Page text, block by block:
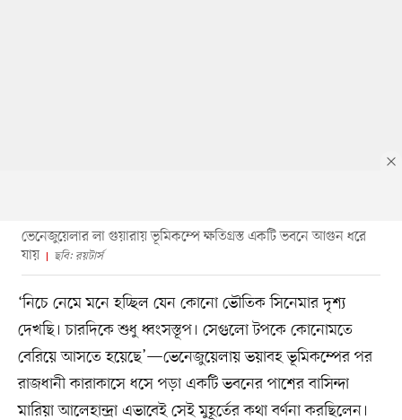
ভেনেজুয়েলার লা গুয়ারায় ভূমিকম্পে ক্ষতিগ্রস্ত একটি ভবনে আগুন ধরে
যায়
ছবি: রয়টার্স
‘নিচে নেমে মনে হচ্ছিল যেন কোনো ভৌতিক সিনেমার দৃশ্য
দেখছি। চারদিকে শুধু ধ্বংসস্তূপ। সেগুলো টপকে কোনোমতে
বেরিয়ে আসতে হয়েছে’—ভেনেজুয়েলায় ভয়াবহ ভূমিকম্পের পর
রাজধানী কারাকাসে ধসে পড়া একটি ভবনের পাশের বাসিন্দা
মারিয়া আলেহান্দ্রা এভাবেই সেই মুহূর্তের কথা বর্ণনা করছিলেন।